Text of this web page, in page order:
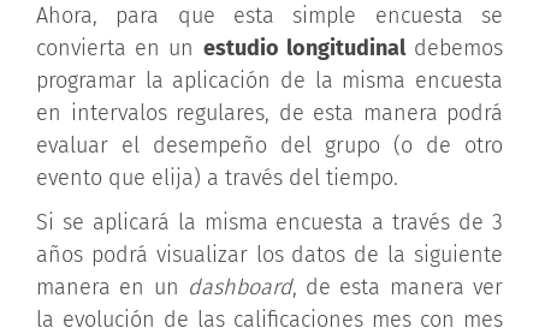
Ahora, para que esta simple encuesta se
convierta en un estudio longitudinaldebemos
programar la aplicación de la misma encuesta
en intervalos regulares, de esta manera podrá
evaluar el desempeño del grupo (o de otro
evento que elija) a través del tiempo.
Si se aplicará la misma encuesta a través de 3
años podrá visualizar los datos de la siguiente
manera en un dashboard, de esta manera ver
la evolución de las calificaciones mes con mes